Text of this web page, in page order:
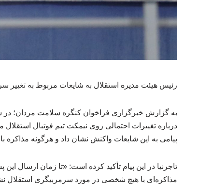
رئیس هیئت مدیره استقلال به شایعات مربوط به تغییر
به گزارش خبرگزاری فراخوان کنگره سلامت مردان؛
درباره تغییرات احتمالی روی نیمکت تیم فوتبال استقلال
پیامی به این شایعات واکنش نشان داد و هرگونه مذاکره
تاجرنیا در این پیام تأکید کرده است: «تا زمان ارسال
مذاکره‌ای با هیچ شخصی در مورد سرمربیگری استقلال